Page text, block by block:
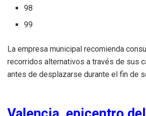
98
99
La empresa municipal recomienda
recorridos alternativos a través de sus
antes de desplazarse durante el fin de